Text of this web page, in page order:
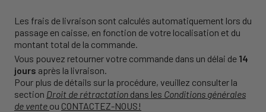
Les frais de livraison sont calculés automatiquement lors du
passage en caisse, en fonction de votre localisation et du
montant total de la commande.
Vous pouvez retourner votre commande dans un délai de 14
jours après la livraison.
Pour plus de détails sur la procédure, veuillez consulter la
section Droit de rétractation dans les Conditions générales
de vente ou CONTACTEZ-NOUS!